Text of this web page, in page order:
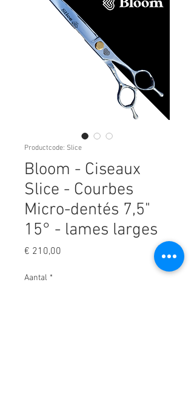
Productcode: Slice
Bloom - Ciseaux
Slice - Courbes
Micro-dentés 7,5"
15° - lames larges
€ 210,00
Aantal *